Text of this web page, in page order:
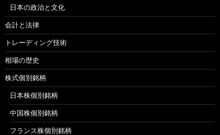
日本の政治と文化
会計と法律
トレーディング技術
相場の歴史
株式個別銘柄
日本株個別銘柄
中国株個別銘柄
フランス株個別銘柄